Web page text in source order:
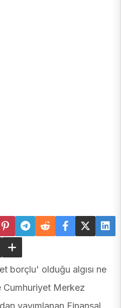
borçlu' olduğu algısı ne
Merkez